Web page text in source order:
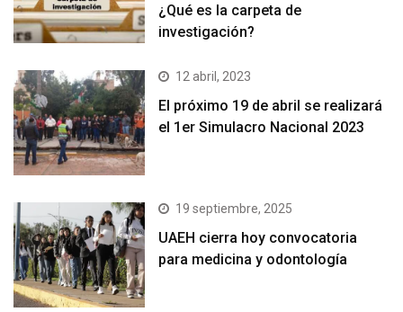
¿Qué es la carpeta de
investigación?
12 abril, 2023
El próximo 19 de abril se realizará
el 1er Simulacro Nacional 2023
19 septiembre, 2025
UAEH cierra hoy convocatoria
para medicina y odontología